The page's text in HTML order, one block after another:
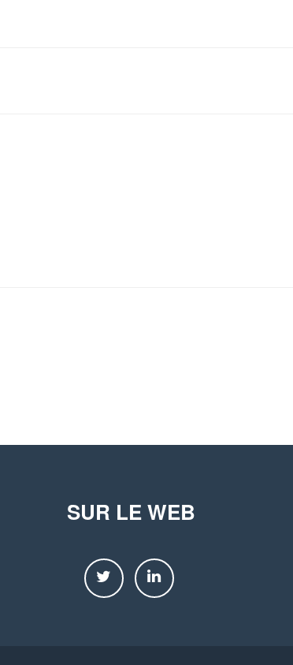
SUR LE WEB